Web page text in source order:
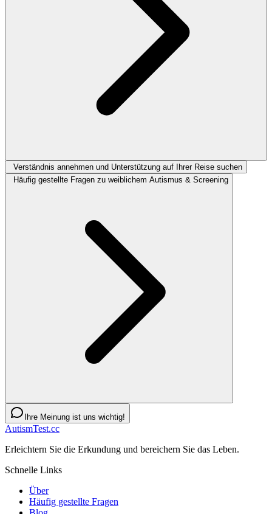
Verständnis annehmen und Unterstützung auf Ihrer Reise suchen
Häufig gestellte Fragen zu weiblichem Autismus & Screening
Ihre Meinung ist uns wichtig!
AutismTest.cc
Erleichtern Sie die Erkundung und bereichern Sie das Leben.
Schnelle Links
Über
Häufig gestellte Fragen